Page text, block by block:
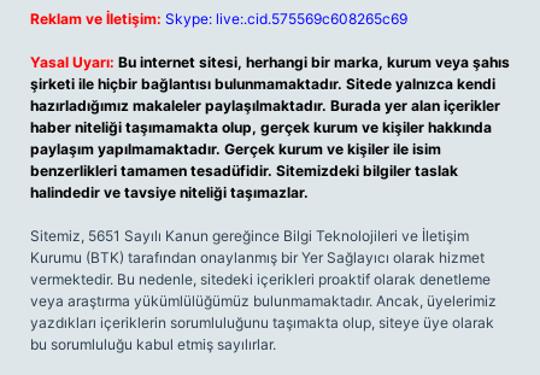
Reklam ve İletişim: Skype: live:.cid.575569c608265c69
Yasal Uyarı: Bu internet sitesi, herhangi bir marka, kurum veya şahıs
şirketi ile hiçbir bağlantısı bulunmamaktadır. Sitede yalnızca kendi
hazırladığımız makaleler paylaşılmaktadır. Burada yer alan içerikler
haber niteliği taşımamakta olup, gerçek kurum ve kişiler hakkında
paylaşım yapılmamaktadır. Gerçek kurum ve kişiler ile isim
benzerlikleri tamamen tesadüfidir. Sitemizdeki bilgiler taslak
halindedir ve tavsiye niteliği taşımazlar.
Sitemiz, 5651 Sayılı Kanun gereğince Bilgi Teknolojileri ve İletişim
Kurumu (BTK) tarafından onaylanmış bir Yer Sağlayıcı olarak hizmet
vermektedir. Bu nedenle, sitedeki içerikleri proaktif olarak denetleme
veya araştırma yükümlülüğümüz bulunmamaktadır. Ancak, üyelerimiz
yazdıkları içeriklerin sorumluluğunu taşımakta olup, siteye üye olarak
bu sorumluluğu kabul etmiş sayılırlar.